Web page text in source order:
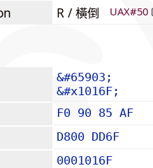
R / 橫倒 UAX#50
&#65903;
&#x1016F;
F0 90 85 AF
D800 DD6F
0001016F